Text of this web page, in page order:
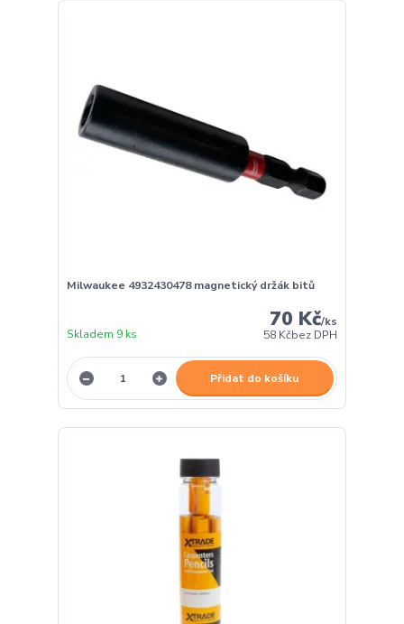
Milwaukee 4932430478 magnetický držák bitů
70 Kč/ks
58 Kčbez DPH
Skladem 9 ks
Přidat do košíku